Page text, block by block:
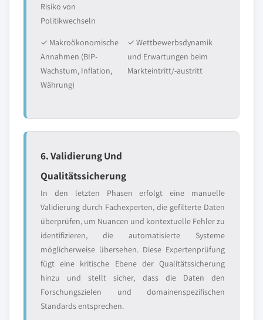
Risiko von
Politikwechseln
✓ Makroökonomische
Annahmen (BIP-
Wachstum, Inflation,
Währung)
✓ Wettbewerbsdynamik
und Erwartungen beim
Markteintritt/-austritt
6. Validierung Und
Qualitätssicherung
In den letzten Phasen erfolgt eine manuelle
Validierung durch Fachexperten, die gefilterte Daten
überprüfen, um Nuancen und kontextuelle Fehler zu
identifizieren, die automatisierte Systeme
möglicherweise übersehen. Diese Expertenprüfung
fügt eine kritische Ebene der Qualitätssicherung
hinzu und stellt sicher, dass die Daten den
Forschungszielen und domainenspezifischen
Standards entsprechen.